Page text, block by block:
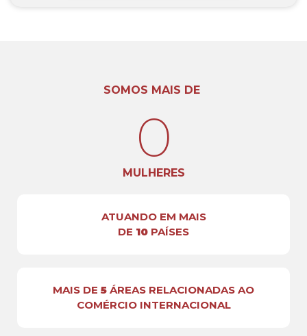
SOMOS MAIS DE
0
MULHERES
ATUANDO EM MAIS
DE 10 PAÍSES
MAIS DE 5 ÁREAS RELACIONADAS AO
COMÉRCIO INTERNACIONAL